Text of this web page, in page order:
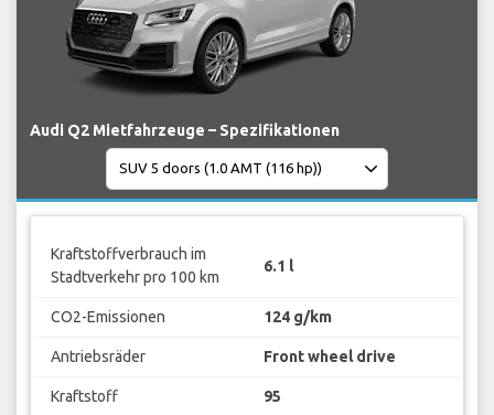
Audi Q2 Mietfahrzeuge – Spezifikationen
Kraftstoffverbrauch im
Stadtverkehr pro 100 km
6.1 l
CO2-Emissionen 124 g/km
Antriebsräder Front wheel drive
Kraftstoff 95